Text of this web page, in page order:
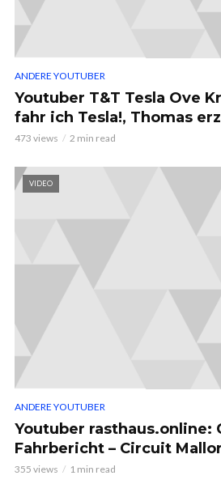
ANDERE YOUTUBER
Youtuber T&T Tesla Ove
fahr ich Tesla!, Thomas
473 views 2 min read
VIDEO
ANDERE YOUTUBER
Youtuber rasthaus.online:
Fahrbericht – Circuit
355 views 1 min read